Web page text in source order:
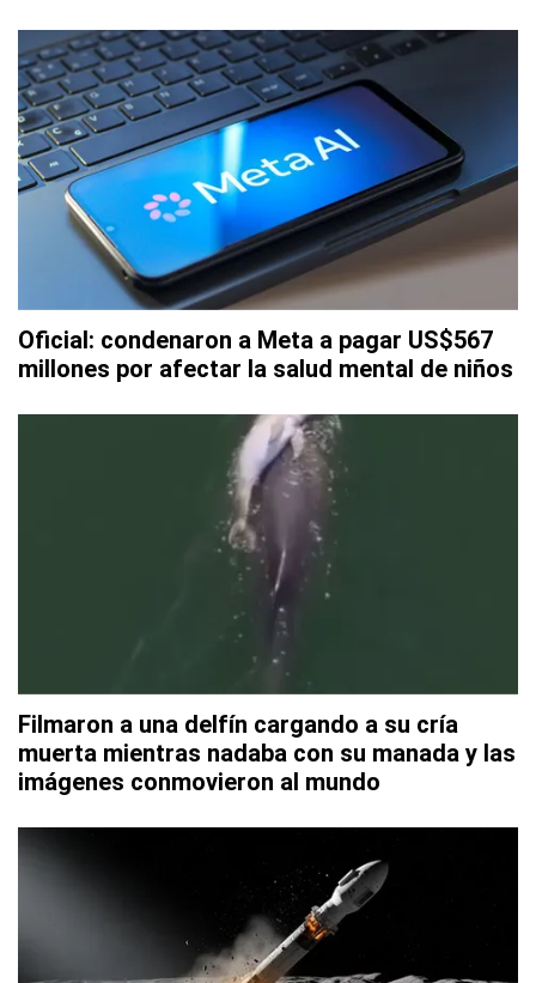
Oficial: condenaron a Meta a pagar US$567
millones por afectar la salud mental de niños
Filmaron a una delfín cargando a su cría
muerta mientras nadaba con su manada y las
imágenes conmovieron al mundo